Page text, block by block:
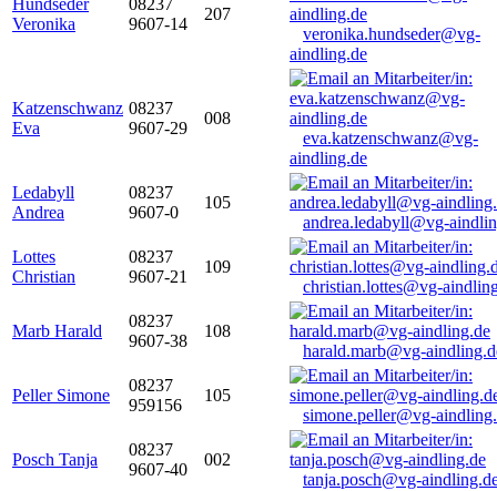
Hundseder
Veronika
08237
9607-14
207
veronika.hundseder@vg-
aindling.de
Katzenschwanz
Eva
08237
9607-29
008
eva.katzenschwanz@vg-
aindling.de
Ledabyll
Andrea
08237
9607-0
105
andrea.ledabyll@vg-
Lottes
Christian
08237
9607-21
109
christian.lottes@vg-
Marb Harald
08237
9607-38
108
harald.marb@vg-
Peller Simone
08237
959156
105
simone.peller@vg-
Posch Tanja
08237
9607-40
002
tanja.posch@vg-